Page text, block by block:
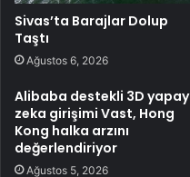
Sivas’ta Barajlar Dolup
Taştı
Ağustos 6, 2026
Alibaba destekli 3D yapay
zeka girişimi Vast, Hong
Kong halka arzını
değerlendiriyor
Ağustos 5, 2026